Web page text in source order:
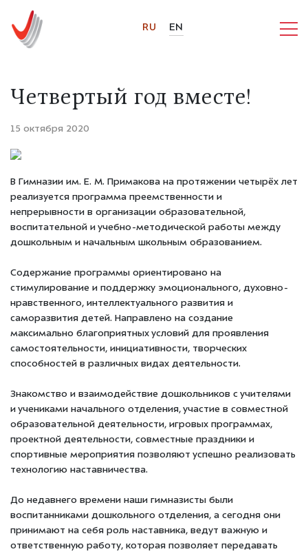
RU EN
Четвертый год вместе!
15 октября 2020
В Гимназии им. Е. М. Примакова на протяжении четырёх лет
реализуется программа преемственности и
непрерывности в организации образовательной,
воспитательной и учебно-методической работы между
дошкольным и начальным школьным образованием.
Содержание программы ориентировано на
стимулирование и поддержку эмоционального, духовно-
нравственного, интеллектуального развития и
саморазвития детей. Направлено на создание
максимально благоприятных условий для проявления
самостоятельности, инициативности, творческих
способностей в различных видах деятельности.
Знакомство и взаимодействие дошкольников с учителями
и учениками начального отделения, участие в совместной
образовательной деятельности, игровых программах,
проектной деятельности, совместные праздники и
спортивные мероприятия позволяют успешно реализовать
технологию наставничества.
До недавнего времени наши гимназисты были
воспитанниками дошкольного отделения, а сегодня они
принимают на себя роль наставника, ведут важную и
ответственную работу, которая позволяет передавать